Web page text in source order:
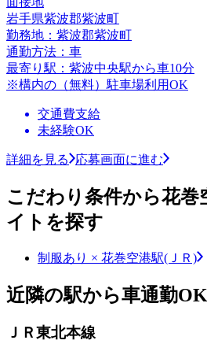
岩手県紫波郡紫波町
勤務地：紫波郡紫波町
通勤方法：車
最寄り駅：紫波中央駅から車10分
※構内の（無料）駐車場利用OK
交通費支給
未経験OK
詳細を見る 応募画面に進む
こだわり条件から花巻
イトを探す
制服あり × 花巻空港駅(ＪＲ)
近隣の駅から車通勤
ＪＲ東北本線